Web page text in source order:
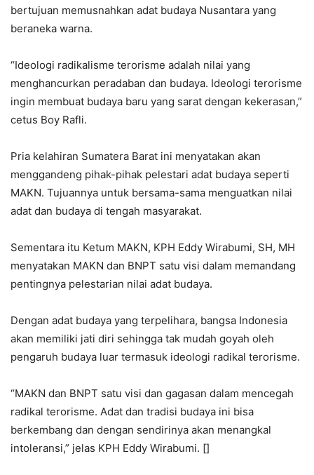
bertujuan memusnahkan adat budaya Nusantara yang
beraneka warna.
“Ideologi radikalisme terorisme adalah nilai yang
menghancurkan peradaban dan budaya. Ideologi terorisme
ingin membuat budaya baru yang sarat dengan kekerasan,”
cetus Boy Rafli.
Pria kelahiran Sumatera Barat ini menyatakan akan
menggandeng pihak-pihak pelestari adat budaya seperti
MAKN. Tujuannya untuk bersama-sama menguatkan nilai
adat dan budaya di tengah masyarakat.
Sementara itu Ketum MAKN, KPH Eddy Wirabumi, SH, MH
menyatakan MAKN dan BNPT satu visi dalam memandang
pentingnya pelestarian nilai adat budaya.
Dengan adat budaya yang terpelihara, bangsa Indonesia
akan memiliki jati diri sehingga tak mudah goyah oleh
pengaruh budaya luar termasuk ideologi radikal terorisme.
“MAKN dan BNPT satu visi dan gagasan dalam mencegah
radikal terorisme. Adat dan tradisi budaya ini bisa
berkembang dan dengan sendirinya akan menangkal
intoleransi,” jelas KPH Eddy Wirabumi. []